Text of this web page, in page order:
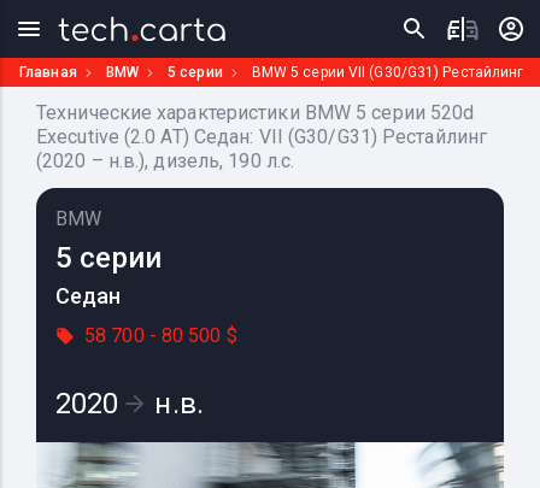
Главная BMW 5 серии BMW 5 серии VII (G30/G31) Рестайлинг
Технические характеристики BMW 5 серии 520d
Executive (2.0 AT) Седан: VII (G30/G31) Рестайлинг
(2020 – н.в.), дизель, 190 л.с.
BMW
5 серии
Седан
58 700 - 80 500 $
2020 н.в.